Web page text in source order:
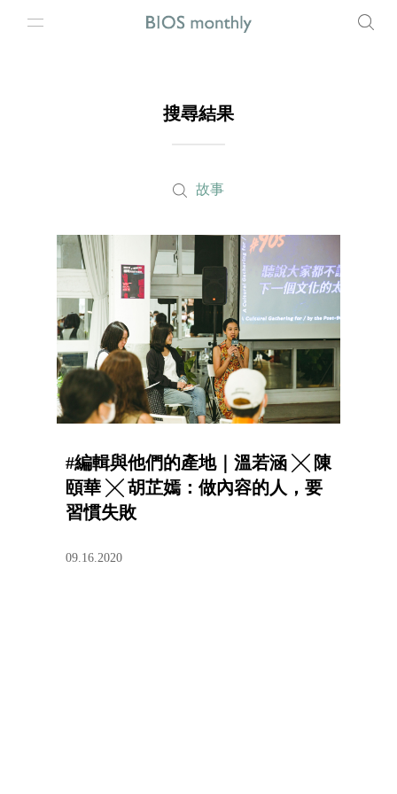
搜尋結果
故事
#編輯與他們的產地｜溫若涵 ╳ 陳
頤華 ╳ 胡芷嫣：做內容的人，要
習慣失敗
09.16.2020